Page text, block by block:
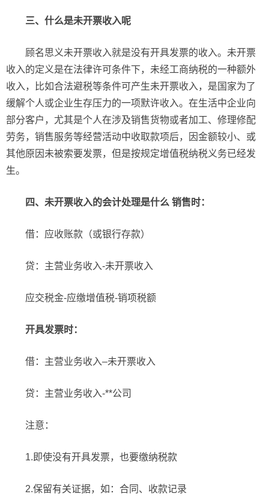
三、什么是未开票收入呢
顾名思义未开票收入就是没有开具发票的收入。未开票
收入的定义是在法律许可条件下，未经工商纳税的一种额外
收入，比如合法避税等条件可产生未开票收入，是国家为了
缓解个人或企业生存压力的一项默许收入。在生活中企业向
部分客户，尤其是个人在涉及销售货物或者加工、修理修配
劳务，销售服务等经营活动中收取款项后，因金额较小、或
其他原因未被索要发票，但是按规定增值税纳税义务已经发
生。
四、未开票收入的会计处理是什么 销售时：
借：应收账款（或银行存款）
贷：主营业务收入-未开票收入
应交税金-应缴增值税-销项税额
开具发票时：
借：主营业务收入–未开票收入
贷：主营业务收入-**公司
注意：
1.即使没有开具发票，也要缴纳税款
2.保留有关证据，如：合同、收款记录